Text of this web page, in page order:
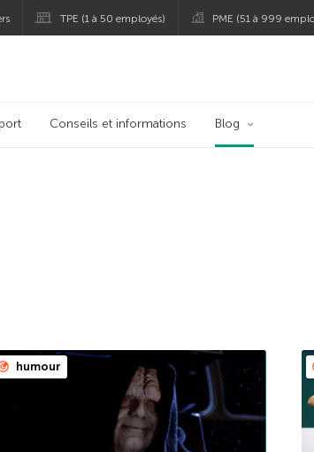
TPE (1 à 50 employés) PME (51 à 999
Conseils et informations Blog
humour